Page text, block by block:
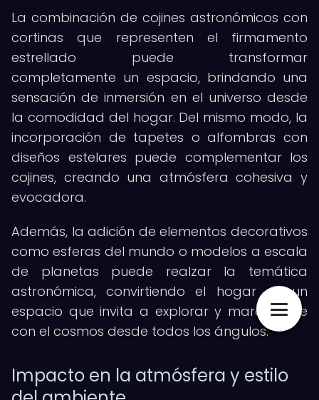
La combinación de cojines astronómicos con
cortinas que representen el firmamento
estrellado puede transformar
completamente un espacio, brindando una
sensación de inmersión en el universo desde
la comodidad del hogar. Del mismo modo, la
incorporación de tapetes o alfombras con
diseños estelares puede complementar los
cojines, creando una atmósfera cohesiva y
evocadora.
Además, la adición de elementos decorativos
como esferas del mundo o modelos a escala
de planetas puede realzar la temática
astronómica, convirtiendo el hogar en un
espacio que invita a explorar y maravillarse
con el cosmos desde todos los ángulos.
Impacto en la atmósfera y estilo